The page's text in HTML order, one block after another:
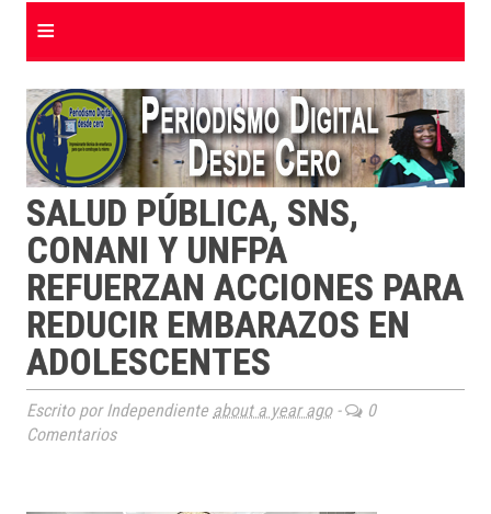
≡
SALUD PÚBLICA, SNS,
CONANI Y UNFPA
REFUERZAN ACCIONES PARA
REDUCIR EMBARAZOS EN
ADOLESCENTES
Escrito por Independiente about a year ago-
0
Comentarios